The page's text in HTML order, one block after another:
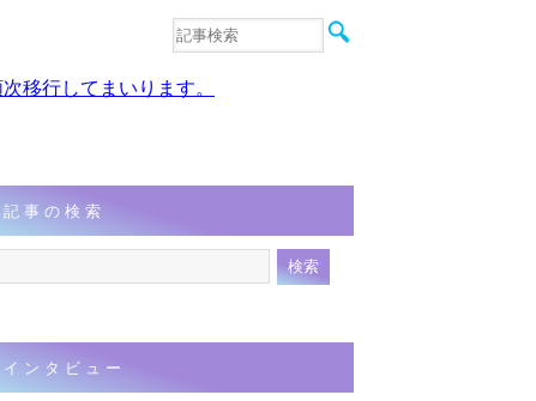
音楽
移行してまいります。
記事の検索
インタビュー